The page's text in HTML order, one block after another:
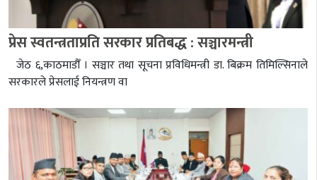
प्रेस स्वतन्त्रताप्रति सरकार प्रतिबद्ध : सञ्चारमन्त्री
जेठ ६,काठमाडौँ । सञ्चार तथा सूचना प्रविधिमन्त्री डा. बिक्रम तिमिल्सिनाले
सरकारले प्रेसलाई नियन्त्रण वा